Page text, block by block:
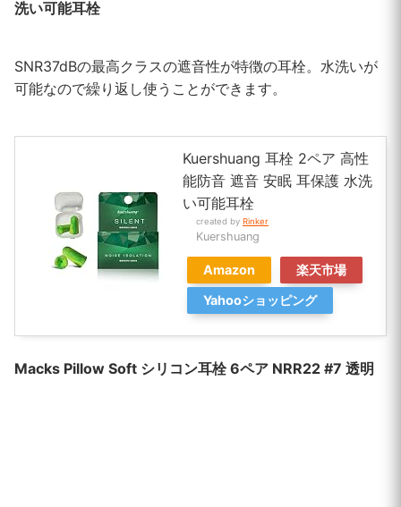
洗い可能耳栓
SNR37dBの最高クラスの遮音性が特徴の耳栓。水洗いが
可能なので繰り返し使うことができます。
Kuershuang 耳栓 2ペア 高性
能防音 遮音 安眠 耳保護 水洗
い可能耳栓
created by Rinker
Kuershuang
Amazon
楽天市場
Yahooショッピング
Macks Pillow Soft シリコン耳栓 6ペア NRR22 #7 透明